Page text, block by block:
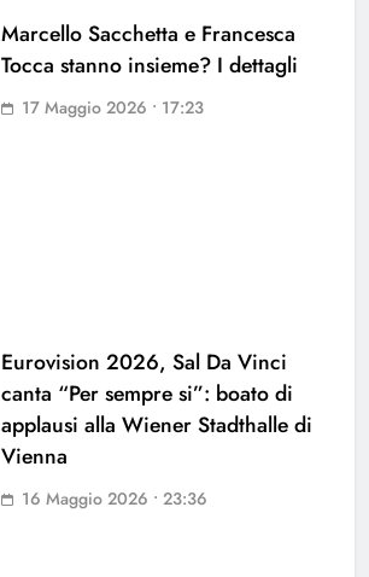
Marcello Sacchetta e Francesca
Tocca stanno insieme? I dettagli
17 Maggio 2026 • 17:23
Eurovision 2026, Sal Da Vinci
canta “Per sempre si”: boato di
applausi alla Wiener Stadthalle di
Vienna
16 Maggio 2026 • 23:36